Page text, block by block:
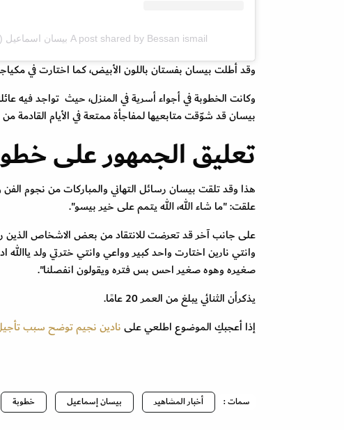
A post shared by Bessan ismail بيسان اسماعيل (@bessan.lsmail)
وقد أطلت بيسان بفستان باللون الأبيض، كما اختارت في
وكانت الخطوبة في أجواء أسرية في المنزل، حيث تواجد فيه
بيسان قد شوّقت متابعيها لمفاجأة ممتعة في الأيام
تعليق الجمهور على
هذا وقد تلقت بيسان رسائل التهاني والمباركات من نجوم
علقت: "ما شاء الله، الله يتمم على خير بيسو".
على جانب آخر قد تعرضت للانتقاد من بعض الاشخاص الذين
وانتي نارين اختارت واحد كبير وواعي وانتي خترتي ولد
صغيره وهوه صغير احس بس فتره ويقولون انفصلنا".
يذكرأن الثنائي يبلغ من العمر 20 عامًا.
إذا أعجبكِ الموضوع اطلعي علىنادين نجيم توضح سبب
سمات : أخبار المشاهير بيسان إسماعيل خطوبة